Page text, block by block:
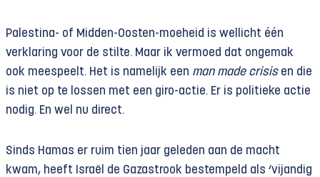
Palestina- of Midden-Oosten-moeheid is wellicht één
verklaring voor de stilte. Maar ik vermoed dat ongemak
ook meespeelt. Het is namelijk een man made crisisen die
is niet op te lossen met een giro-actie. Er is politieke actie
nodig. En wel nu direct.
Sinds Hamas er ruim tien jaar geleden aan de macht
kwam, heeft Israël de Gazastrook bestempeld als ‘vijandig